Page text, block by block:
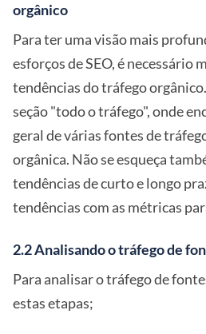
orgânico
Para ter uma visão mais
esforços de SEO, é necessário
tendências do tráfego
seção "todo o tráfego", onde
geral de várias fontes de
orgânica. Não se esqueça
tendências de curto e longo
tendências com as métricas
2.2 Analisando o tráfego de
Para analisar o tráfego de
estas etapas;